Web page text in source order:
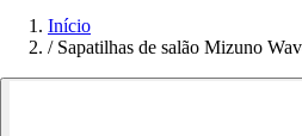
Início
/ Sapatilhas de salão Mizuno